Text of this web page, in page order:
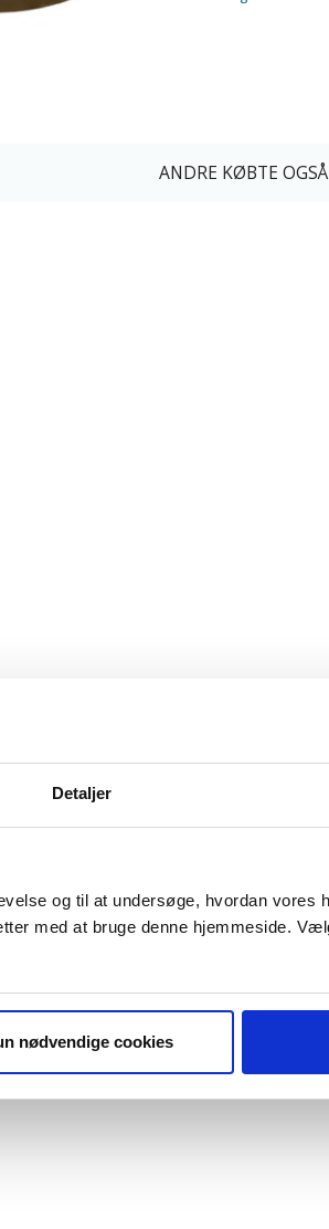
Detaljer
og til at undersøge, hvordan vores
med at bruge denne hjemmeside.
nødvendige cookies
ANDRE KØBTE OGSÅ